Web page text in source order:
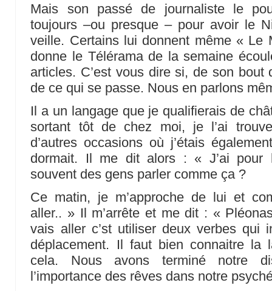
Mais son passé de journaliste le
toujours –ou presque – pour avoir le
veille. Certains lui donnent même « Le
donne le Télérama de la semaine
articles. C’est vous dire si, de son
de ce qui se passe. Nous en parlons
Il a un langage que je qualifierais de
sortant tôt de chez moi, je l’ai
d’autres occasions où j’étais
dormait. Il me dit alors : « J’ai pour
souvent des gens parler comme ça ?
Ce matin, je m’approche de lui et
aller.. » Il m’arrête et me dit : «
vais aller c’st utiliser deux verbes qui
déplacement. Il faut bien connaitre la
cela. Nous avons terminé notre
l’importance des rêves dans notre